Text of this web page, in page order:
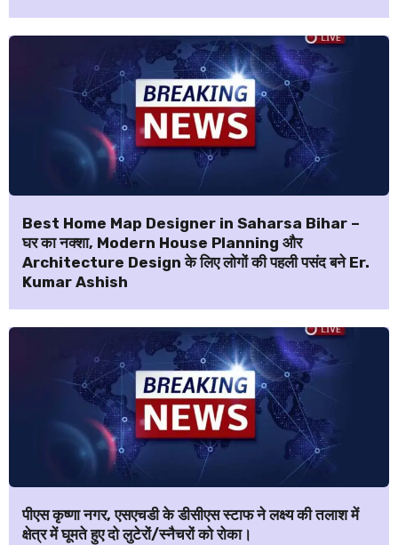
Best Home Map Designer in Saharsa Bihar –
घर का नक्शा, Modern House Planning और
Architecture Design के लिए लोगों की पहली पसंद बने Er.
Kumar Ashish
पीएस कृष्णा नगर, एसएचडी के डीसीएस स्टाफ ने लक्ष्य की तलाश में
क्षेत्र में घूमते हुए दो लुटेरों/स्नैचरों को रोका।